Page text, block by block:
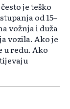
je teško
od 15–
vožnja i duža
vozila. Ako je
u redu. Ako